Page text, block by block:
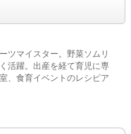
ツマイスター。野菜ソムリ
活躍。出産を経て育児に専
、食育イベントのレシピア